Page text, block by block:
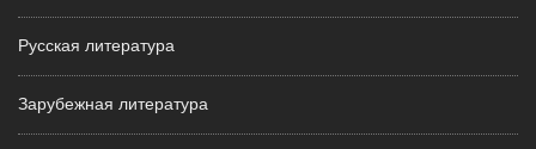
Русская литература
Зарубежная литература